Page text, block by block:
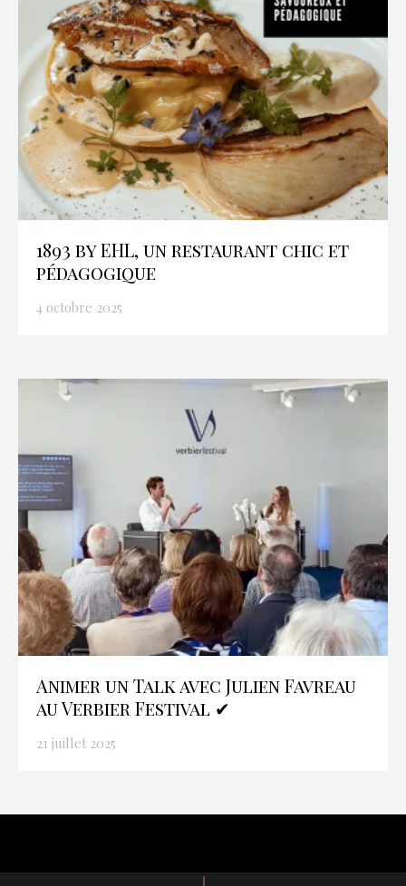
1893 by EHL, un restaurant chic et
pédagogique
4 octobre 2025
Animer un Talk avec Julien Favreau
au Verbier Festival ✔
21 juillet 2025